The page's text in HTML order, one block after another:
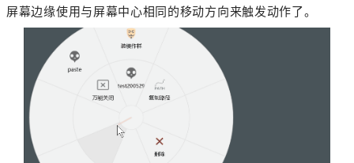
屏幕边缘使用与屏幕中心相同的移动方向来触发动作了。